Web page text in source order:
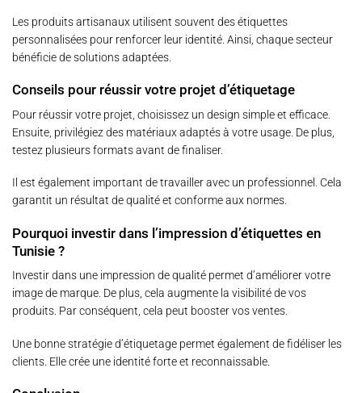
Les produits artisanaux utilisent souvent des étiquettes
personnalisées pour renforcer leur identité. Ainsi, chaque secteur
bénéficie de solutions adaptées.
Conseils pour réussir votre projet d’étiquetage
Pour réussir votre projet, choisissez un design simple et efficace.
Ensuite, privilégiez des matériaux adaptés à votre usage. De plus,
testez plusieurs formats avant de finaliser.
Il est également important de travailler avec un professionnel. Cela
garantit un résultat de qualité et conforme aux normes.
Pourquoi investir dans l’impression d’étiquettes en
Tunisie ?
Investir dans une impression de qualité permet d’améliorer votre
image de marque. De plus, cela augmente la visibilité de vos
produits. Par conséquent, cela peut booster vos ventes.
Une bonne stratégie d’étiquetage permet également de fidéliser les
clients. Elle crée une identité forte et reconnaissable.